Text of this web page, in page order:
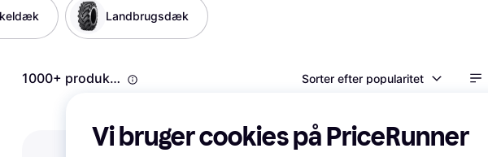
Landbrugsdæk
1000+ produkter Sorter efter popularitet
Vi bruger cookies på PriceRunner